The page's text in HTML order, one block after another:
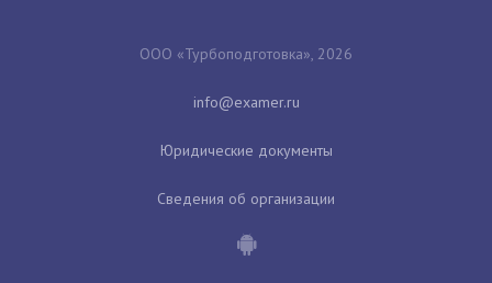
ООО «Турбоподготовка», 2026
Юридические документы
Сведения об организации